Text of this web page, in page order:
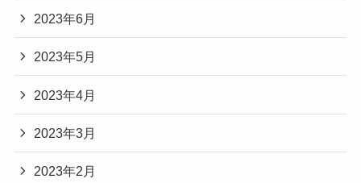
2023年6月
2023年5月
2023年4月
2023年3月
2023年2月